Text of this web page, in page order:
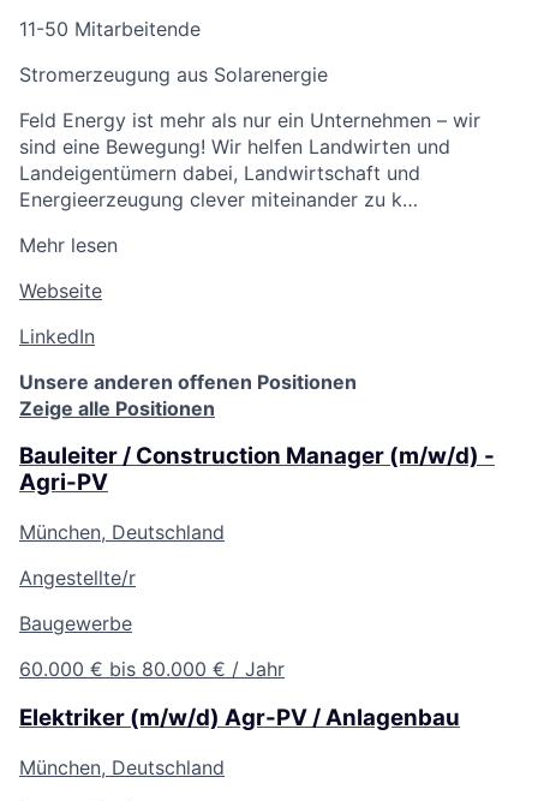
11-50 Mitarbeitende
Stromerzeugung aus Solarenergie
Feld Energy ist mehr als nur ein Unternehmen – wir
sind eine Bewegung! Wir helfen Landwirten und
Landeigentümern dabei, Landwirtschaft und
Energieerzeugung clever miteinander zu k…
Mehr lesen
Webseite
LinkedIn
Unsere anderen offenen Positionen
Zeige alle Positionen
Bauleiter / Construction Manager (m/w/d) -
Agri-PV
München, Deutschland
Angestellte/r
Baugewerbe
60.000 € bis 80.000 € / Jahr
Elektriker (m/w/d) Agr-PV / Anlagenbau
München, Deutschland